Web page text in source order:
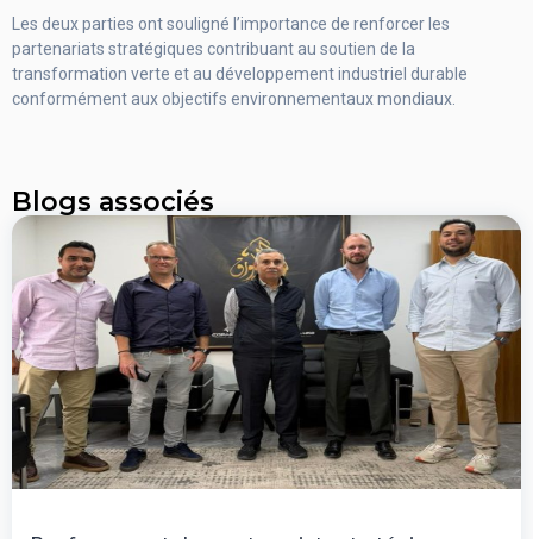
Les deux parties ont souligné l’importance de renforcer les
partenariats stratégiques contribuant au soutien de la
transformation verte et au développement industriel durable
conformément aux objectifs environnementaux mondiaux.
Blogs associés